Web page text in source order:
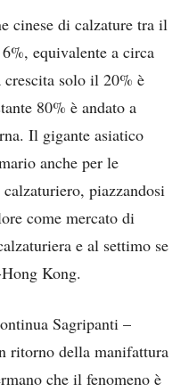
cinese di calzature tra il
equivalente a circa
solo il 20% è
80% è andato a
Il gigante asiatico
anche per le
piazzandosi
come mercato di
e al settimo se
Kong.
Sagripanti –
ritorno della manifattura
che il fenomeno è